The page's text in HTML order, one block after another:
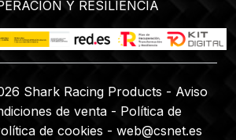
Y RESILIENCIA
Shark Racing Products - Aviso
de venta- Política de
de cookies - web@csnet.es